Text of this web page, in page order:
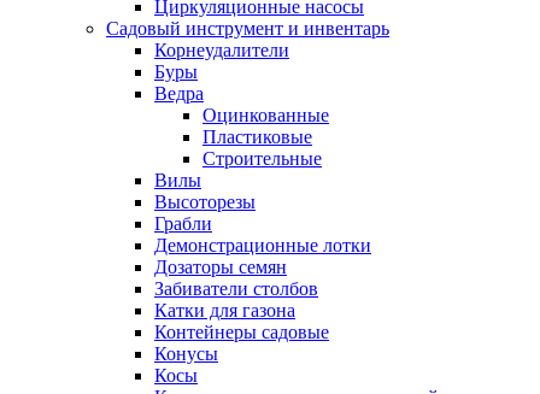
Циркуляционные насосы
Садовый инструмент и инвентарь
Корнеудалители
Буры
Ведра
Оцинкованные
Пластиковые
Строительные
Вилы
Высоторезы
Грабли
Демонстрационные лотки
Дозаторы семян
Забиватели столбов
Катки для газона
Контейнеры садовые
Конусы
Косы